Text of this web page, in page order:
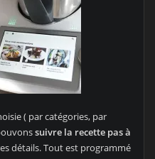
( par catégories, par
suivre la recette pas à
détails. Tout est programmé